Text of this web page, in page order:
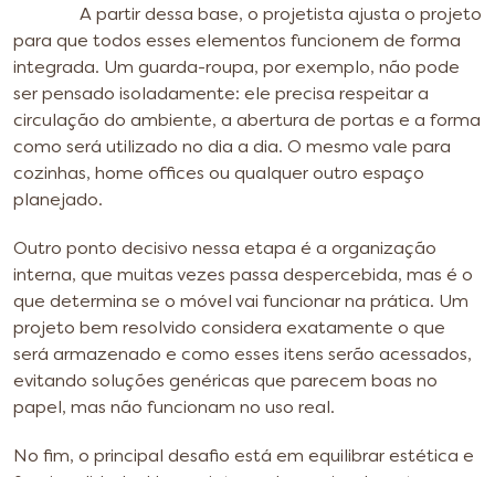
A partir dessa base, o projetista ajusta o projeto
para que todos esses elementos funcionem de forma
integrada. Um guarda-roupa, por exemplo, não pode
ser pensado isoladamente: ele precisa respeitar a
circulação do ambiente, a abertura de portas e a forma
como será utilizado no dia a dia. O mesmo vale para
cozinhas, home offices ou qualquer outro espaço
planejado.
Outro ponto decisivo nessa etapa é a organização
interna, que muitas vezes passa despercebida, mas é o
que determina se o móvel vai funcionar na prática. Um
projeto bem resolvido considera exatamente o que
será armazenado e como esses itens serão acessados,
evitando soluções genéricas que parecem boas no
papel, mas não funcionam no uso real.
No fim, o principal desafio está em equilibrar estética e